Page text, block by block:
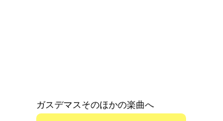
ガスデマスそのほかの楽曲へ